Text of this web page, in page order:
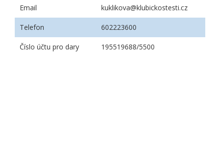
Email kuklikova@klubickostesti.cz
Telefon 602223600
Číslo účtu pro dary 195519688/5500